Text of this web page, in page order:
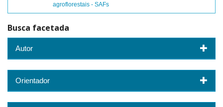
agroflorestais - SAFs
Busca facetada
Autor
Orientador